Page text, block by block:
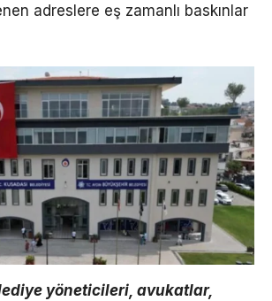
adreslere eş zamanlı baskınlar
yöneticileri, avukatlar,